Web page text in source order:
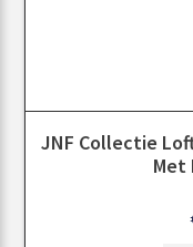
JNF Collectie
Met